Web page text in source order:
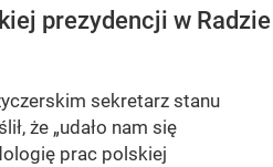
prezydencji w Radzie
sekretarz stanu
że „udało nam się
prac polskiej